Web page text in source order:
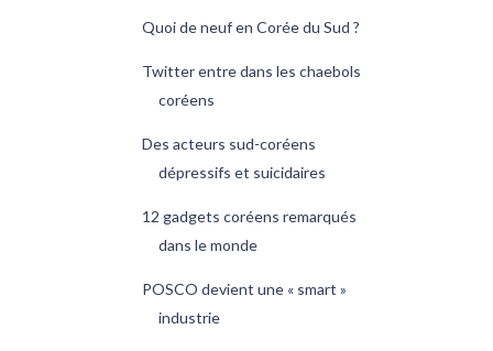
Quoi de neuf en Corée du Sud ?
Twitter entre dans les chaebols
coréens
Des acteurs sud-coréens
dépressifs et suicidaires
12 gadgets coréens remarqués
dans le monde
POSCO devient une « smart »
industrie